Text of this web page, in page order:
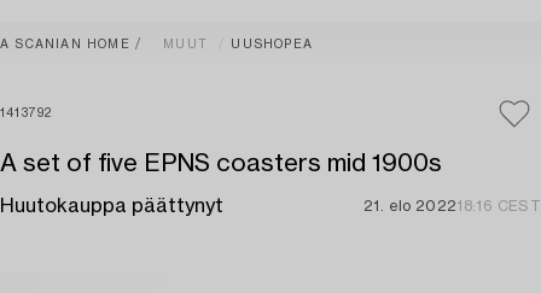
A SCANIAN HOME MUUT UUSHOPEA
1413792
A set of five EPNS coasters mid 1900s
Huutokauppa päättynyt 21. elo 202218:16 CEST